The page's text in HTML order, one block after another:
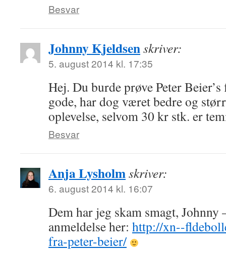
Besvar
Johnny Kjeldsenskriver:
5. august 2014 kl. 17:35
Hej. Du burde prøve Peter
gode, har dog været bedre og
oplevelse, selvom 30 kr stk. er
Besvar
Anja Lysholmskriver:
6. august 2014 kl. 16:07
Dem har jeg skam smagt,
anmeldelse her: http://xn--
fra-peter-beier/